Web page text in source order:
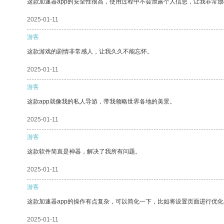
这款加速器app的安全性很高，使用过程中不会泄露个人信息，让我非常
2025-01-11
游客
这款游戏的剧情非常感人，让我久久不能忘怀。
2025-01-11
游客
这款app就像我的私人导游，带我领略世界各地的美景。
2025-01-11
游客
这款软件简直是神器，解决了我所有问题。
2025-01-11
游客
这款加速器app的操作有点复杂，可以简化一下，比如将设置页面进行优
2025-01-11